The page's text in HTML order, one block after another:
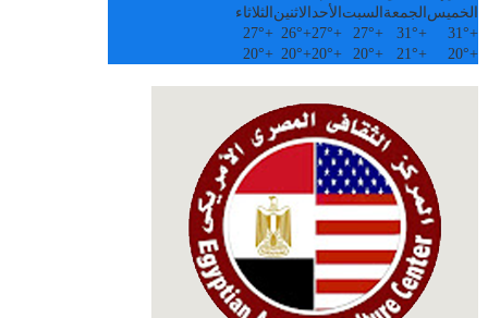
الخميس الجمعة السبت الأحدالاثنين الثلاثاء
+
31°
+
31°
+
27°
+
27°
+
26°
+
27°
+
20°
+
21°
+
20°
+
20°
+
20°
+
20°